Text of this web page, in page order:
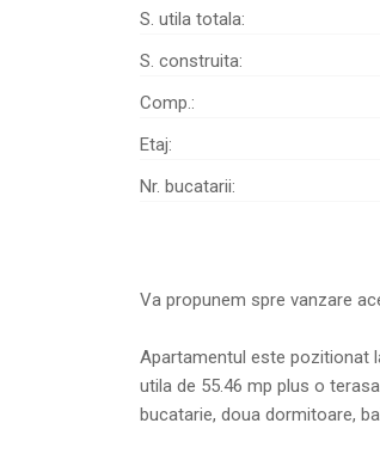
S. utila totala:
S. construita:
Comp.:
Etaj:
Nr. bucatarii:
Va propunem spre vanzare
Apartamentul este pozitionat
utila de 55.46 mp plus o
bucatarie, doua dormitoare,